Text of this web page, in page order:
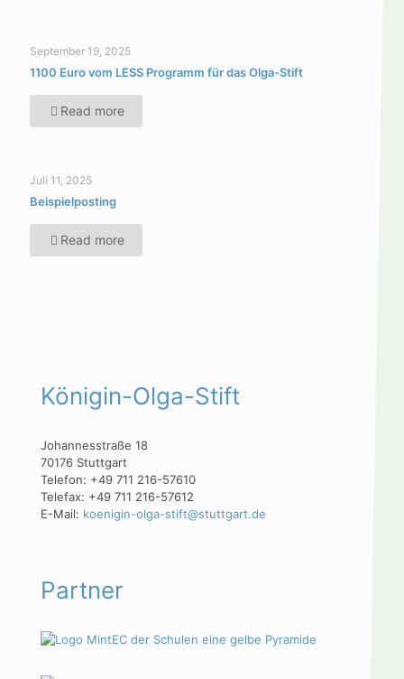
September 19, 2025
1100 Euro vom LESS Programm für das Olga-Stift
Read more
Juli 11, 2025
Beispielposting
Read more
Königin-Olga-Stift
Johannesstraße 18
70176 Stuttgart
Telefon: +49 711 216-57610
Telefax: +49 711 216-57612
E-Mail: koenigin-olga-stift@stuttgart.de
Partner